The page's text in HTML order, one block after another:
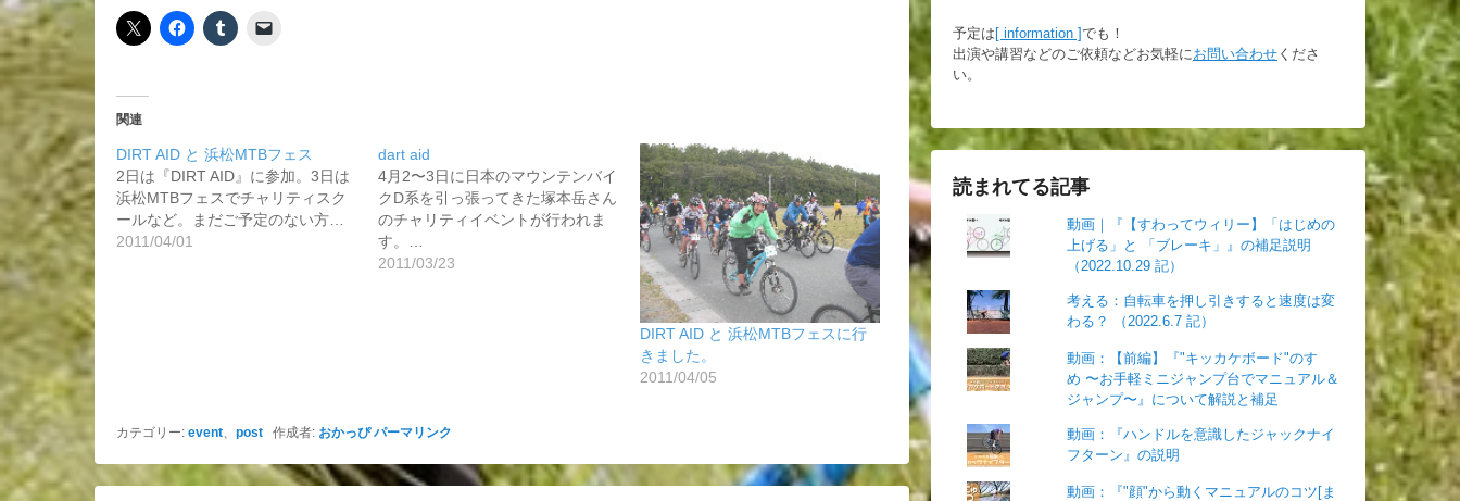
関連
DIRT AID と 浜松MTBフェス
2日は『DIRT AID』に参加。3日は
浜松MTBフェスでチャリティスク
ールなど。まだご予定のない方…
2011/04/01
dart aid
4月2〜3日に日本のマウンテンバイ
クD系を引っ張ってきた塚本岳さん
のチャリティイベントが行われま
す。…
2011/03/23
DIRT AID と 浜松MTBフェスに行
きました。
2011/04/05
カテゴリー: event、 post 作成者: おかっぴ パーマリンク
予定は [ information ]でも！
出演や講習などのご依頼などお気軽にお問い合わせ くださ
い。
読まれてる記事
動画｜『【すわってウィリー】「はじめの
上げる」と 「ブレーキ」』の補足説明
（2022.10.29 記）
考える：自転車を押し引きすると速度は変
わる？ （2022.6.7 記）
動画：【前編】『"キッカケボード"のすゝ
め 〜お手軽ミニジャンプ台でマニュアル＆
ジャンプ〜』について解説と補足
動画：『ハンドルを意識したジャックナイ
フターン』の説明
動画：『"顔"から動くマニュアルのコツ[ま